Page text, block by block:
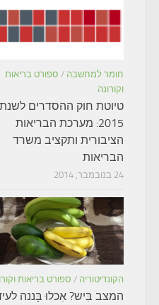
חומר למחשבה / ספורט בריאות
וקורונה
טיוטת חוק ההסדרים לשנת
2015: מערכת הבריאות
הציבורית ותקציב משרד
הבריאות
24 בנובמבר, 2014
הקונדיטוריה / ספורט בריאות
המצב בִּיש? אִכלוּ בָּננה